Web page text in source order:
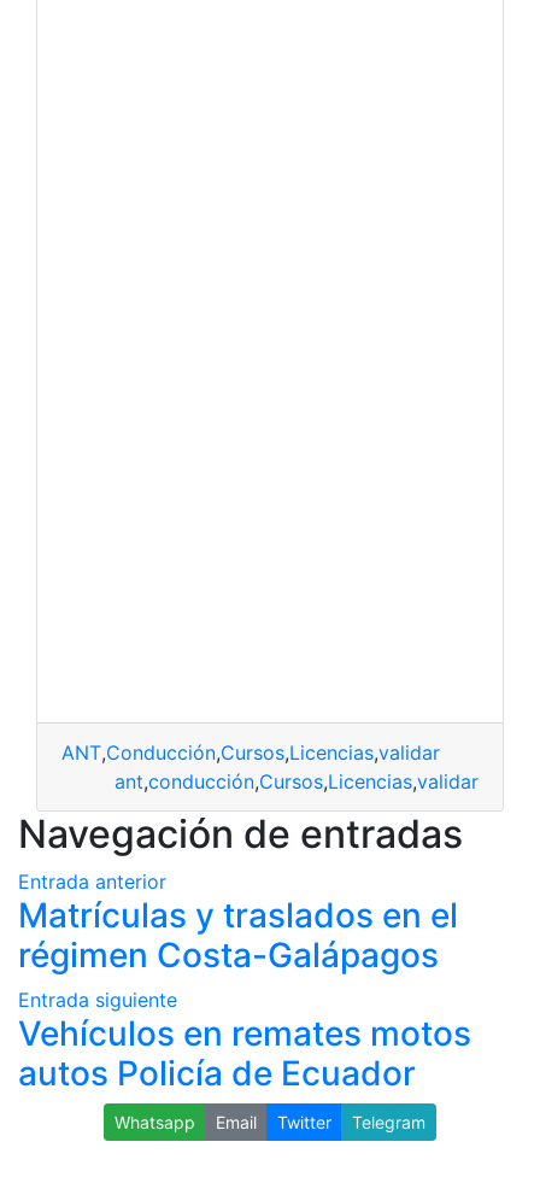
ANT,Conducción,Cursos,Licencias,validar
ant,conducción,Cursos,Licencias,validar
Navegación de entradas
Entrada anterior
Matrículas y traslados en el
régimen Costa-Galápagos
Entrada siguiente
Vehículos en remates motos
autos Policía de Ecuador
Whatsapp Email Twitter Telegram